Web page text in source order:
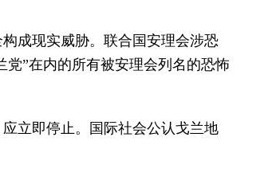
成现实威胁。联合国安理会涉恐
”在内的所有被安理会列名的恐怖
立即停止。国际社会公认戈兰地